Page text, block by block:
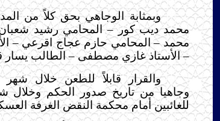
وبمثابة الوجاهي بحق كلاً من
محمد ديب كور – المحامي رشيد
محمد – المحامي حازم عجاج اقرعي –
– الأستاذ غازي مصطفى – الطالب يسار
والقرار قابلاً للطعن خلال شهر
وجاهيا من تاريخ صدور الحكم وخلال
للغائبين أمام محكمة النقض الغرفة